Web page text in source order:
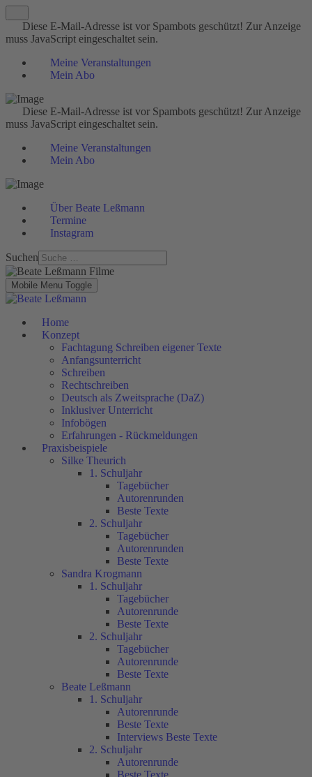
Diese E-Mail-Adresse ist vor Spambots geschützt! Zur Anzeige
muss JavaScript eingeschaltet sein.
Meine Veranstaltungen
Mein Abo
Diese E-Mail-Adresse ist vor Spambots geschützt! Zur Anzeige
muss JavaScript eingeschaltet sein.
Meine Veranstaltungen
Mein Abo
Über Beate Leßmann
Termine
Instagram
Suchen
Mobile Menu Toggle
Home
Konzept
Fachtagung Schreiben eigener Texte
Anfangsunterricht
Schreiben
Rechtschreiben
Deutsch als Zweitsprache (DaZ)
Inklusiver Unterricht
Infobögen
Erfahrungen - Rückmeldungen
Praxisbeispiele
Silke Theurich
1. Schuljahr
Tagebücher
Autorenrunden
Beste Texte
2. Schuljahr
Tagebücher
Autorenrunden
Beste Texte
Sandra Krogmann
1. Schuljahr
Tagebücher
Autorenrunde
Beste Texte
2. Schuljahr
Tagebücher
Autorenrunde
Beste Texte
Beate Leßmann
1. Schuljahr
Autorenrunde
Beste Texte
Interviews Beste Texte
2. Schuljahr
Autorenrunde
Beste Texte